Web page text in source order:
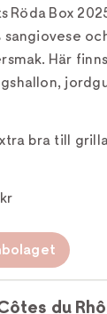
Röda Box
Här
bra till
du